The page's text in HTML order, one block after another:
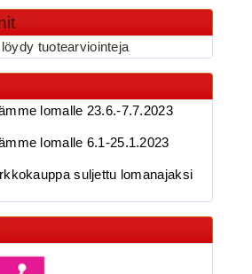
3.90€
N.6
tuotearviointeja
lomalle 23.6.-7.7.2023
lomalle 6.1-25.1.2023
suljettu lomanajaksi